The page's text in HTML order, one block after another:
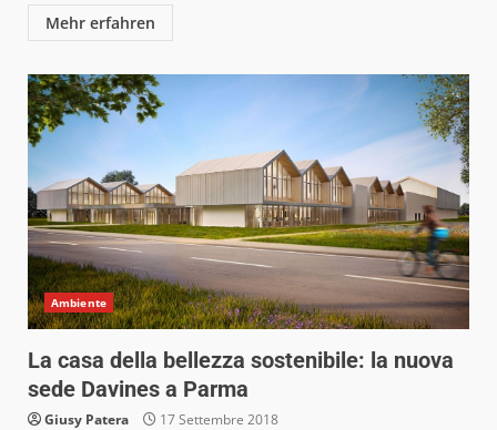
Mehr erfahren
Ambiente
La casa della bellezza sostenibile: la nuova
sede Davines a Parma
Giusy Patera 17 Settembre 2018